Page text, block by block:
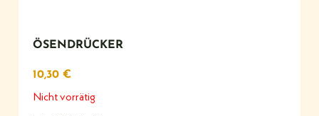
ÖSENDRÜCKER
10,30 €
Nicht vorrätig